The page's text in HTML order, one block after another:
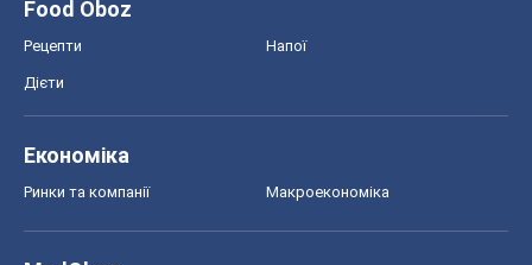
Food Oboz
Рецепти Напої
Дієти
Економіка
Ринки та компанії Макроекономіка